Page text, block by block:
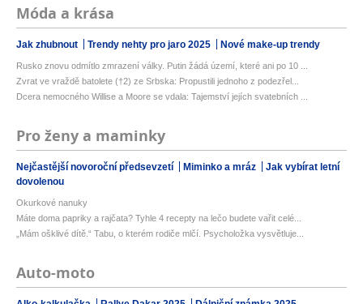
Móda a krása
Jak zhubnout Trendy nehty pro jaro 2025 Nové make-up trendy
Rusko znovu odmítlo zmrazení války. Putin žádá území, které ani po 10 ...
Zvrat ve vraždě batolete (†2) ze Srbska: Propustili jednoho z podezřel...
Dcera nemocného Willise a Moore se vdala: Tajemství jejích svatebních ...
Pro ženy a maminky
Nejčastější novoroční předsevzetí Miminko a mráz
Jak vybírat letní
dovolenou
Okurkové nanuky
Máte doma papriky a rajčata? Tyhle 4 recepty na lečo budete vařit celé...
„Mám ošklivé dítě.“ Tabu, o kterém rodiče mlčí. Psycholožka vysvětluje...
Auto-moto